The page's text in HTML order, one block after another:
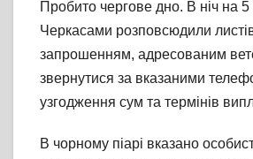
Пробито чергове дно. В ніч на
Черкасами розповсюдили
запрошенням, адресованим
звернутися за вказаними
узгодження сум та термінів
В чорному піарі вказано